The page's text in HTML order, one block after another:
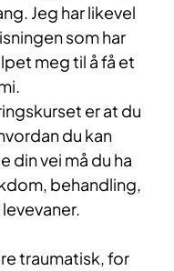
Jeg har likevel
som har
meg til å få et
er at du
du kan
din vei må du ha
behandling,
traumatisk, for